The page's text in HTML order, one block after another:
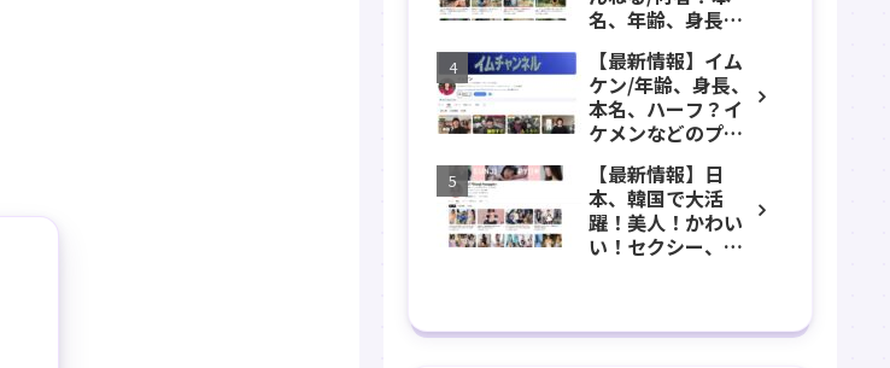
YouTubeチャンネ
ル紹介！
名、年齢、身長、
結婚、アンチにつ
いてプロフィー
ル、チャンネル紹
介！
【最新情報】イム
ケン/年齢、身長、
本名、ハーフ？イ
ケメンなどのプロ
YouTubeチャンネ
ル紹介！
【最新情報】日
本、韓国で大活
躍！美人！かわい
い！セクシー、표
ズ、カップ、経